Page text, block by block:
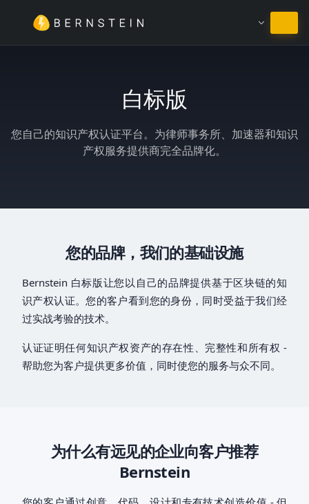
继续使用简体中文
白标版
您自己的知识产权认证平台。为律师事务所、加速器和知识
产权服务提供商完全品牌化。
您的品牌，我们的基础设施
Bernstein 白标版让您以自己的品牌提供基于区块链的知
识产权认证。您的客户看到您的身份，同时受益于我们经
过实战考验的技术。
认证证明任何知识产权资产的存在性、完整性和所有权 -
帮助您为客户提供更多价值，同时使您的服务与众不同。
为什么有远见的企业向客户推荐
Bernstein